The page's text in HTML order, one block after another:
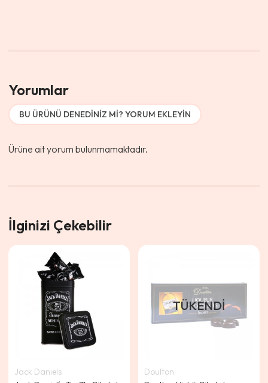
Yorumlar
BU ÜRÜNÜ DENEDINIZ MI? YORUM EKLEYIN
Ürüne ait yorum bulunmamaktadır.
İlginizi Çekebilir
Jack Daniels
TÜKENDI
Doulton